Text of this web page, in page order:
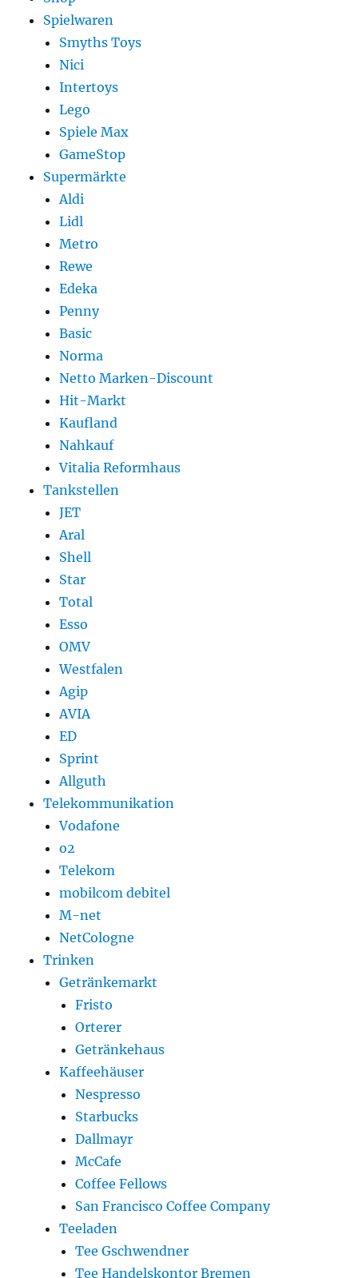
Spielwaren
Smyths Toys
Nici
Intertoys
Lego
Spiele Max
GameStop
Supermärkte
Aldi
Lidl
Metro
Rewe
Edeka
Penny
Basic
Norma
Netto Marken-Discount
Hit-Markt
Kaufland
Nahkauf
Vitalia Reformhaus
Tankstellen
JET
Aral
Shell
Star
Total
Esso
OMV
Westfalen
Agip
AVIA
ED
Sprint
Allguth
Telekommunikation
Vodafone
o2
Telekom
mobilcom debitel
M-net
NetCologne
Trinken
Getränkemarkt
Fristo
Orterer
Getränkehaus
Kaffeehäuser
Nespresso
Starbucks
Dallmayr
McCafe
Coffee Fellows
San Francisco Coffee Company
Teeladen
Tee Gschwendner
Tee Handelskontor Bremen